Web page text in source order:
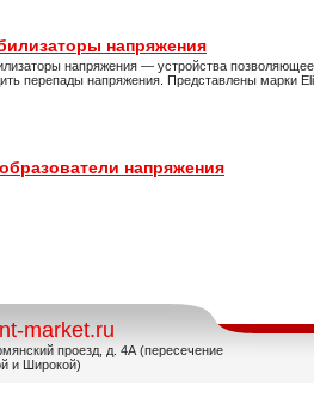
напряжения
напряжения — устройства позволяющее
перепады напряжения. Представлены марки
напряжения
market.ru
проезд, д. 4А (пересечение
и Широкой)